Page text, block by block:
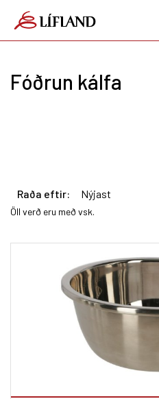
Karfan þín
Fóðrun kálfa
Öll verð eru með vsk.
Raða eftir: